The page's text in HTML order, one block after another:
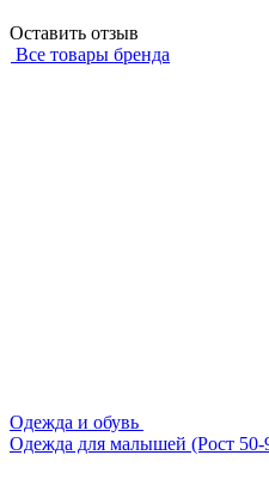
Оставить отзыв
Все товары бренда
Одежда и обувь
Одежда для малышей (Рост 50-